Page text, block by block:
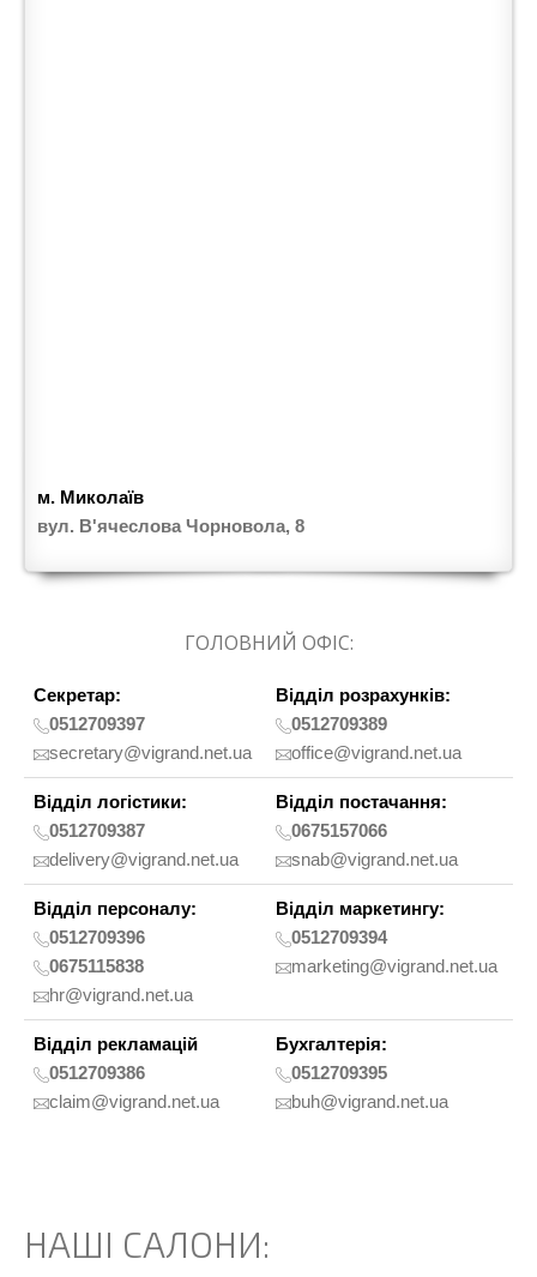
м. Миколаїв
вул. В'ячеслова Чорновола, 8
ГОЛОВНИЙ ОФІС:
Секретар:
0512709397
secretary@vigrand.net.ua
Відділ розрахунків:
0512709389
office@vigrand.net.ua
Відділ логістики:
0512709387
delivery@vigrand.net.ua
Відділ постачання:
0675157066
snab@vigrand.net.ua
Відділ персоналу:
0512709396
0675115838
hr@vigrand.net.ua
Відділ маркетингу:
0512709394
marketing@vigrand.net.ua
Відділ рекламацій
0512709386
claim@vigrand.net.ua
Бухгалтерія:
0512709395
buh@vigrand.net.ua
НАШІ САЛОНИ: